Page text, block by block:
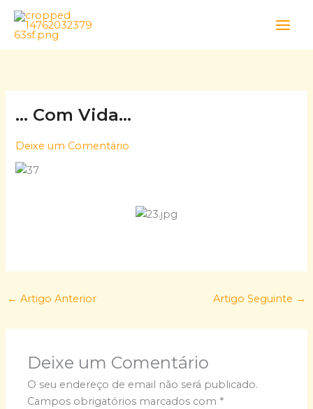
Skip
content
… Com Vida…
Deixe um Comentário
← Artigo Anterior Artigo Seguinte →
Deixe um Comentário
O seu endereço de email não será publicado.
Campos obrigatórios marcados com *